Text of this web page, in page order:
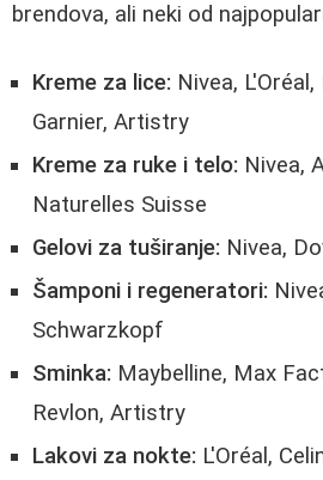
brendova, ali neki od
Kreme za lice: Nivea,
Garnier, Artistry
Kreme za ruke i telo: Nivea,
Naturelles Suisse
Gelovi za tuširanje: Nivea,
Šamponi i regeneratori:
Schwarzkopf
Sminka: Maybelline, Max
Revlon, Artistry
Lakovi za nokte: L'Oréal,